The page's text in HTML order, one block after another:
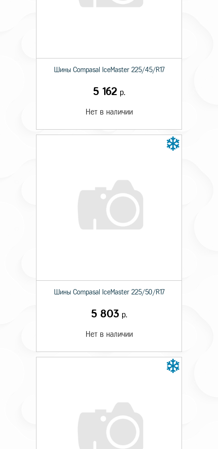
Шины Compasal IceMaster 225/45/R17
5 162 р.
Нет в наличии
Шины Compasal IceMaster 225/50/R17
5 803р.
Нет в наличии